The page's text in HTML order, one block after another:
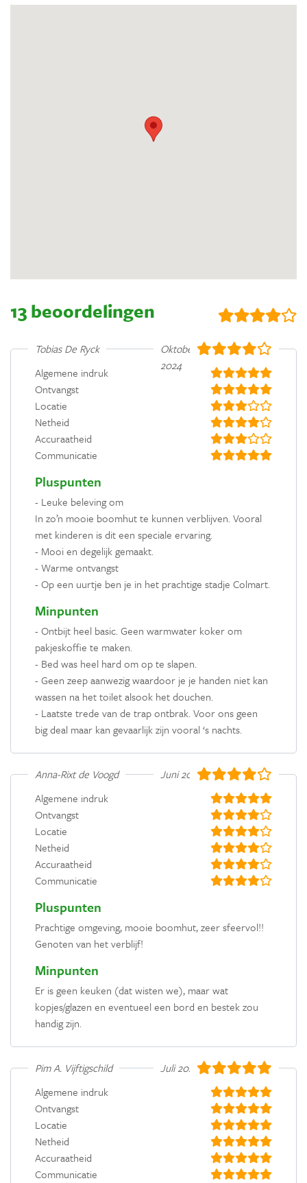
13 beoordelingen
Tobias De Ryck
Oktober
2024
Algemene indruk
Ontvangst
Locatie
Netheid
Accuraatheid
Communicatie
Pluspunten
- Leuke beleving om
In zo’n mooie boomhut te kunnen verblijven. Vooral
met kinderen is dit een speciale ervaring.
- Mooi en degelijk gemaakt.
- Warme ontvangst
- Op een uurtje ben je in het prachtige stadje Colmart.
Minpunten
- Ontbijt heel basic. Geen warmwater koker om
pakjeskoffie te maken.
- Bed was heel hard om op te slapen.
- Geen zeep aanwezig waardoor je je handen niet kan
wassen na het toilet alsook het douchen.
- Laatste trede van de trap ontbrak. Voor ons geen
big deal maar kan gevaarlijk zijn vooral ‘s nachts.
Anna-Rixt de Voogd
Juni 2024
Algemene indruk
Ontvangst
Locatie
Netheid
Accuraatheid
Communicatie
Pluspunten
Prachtige omgeving, mooie boomhut, zeer sfeervol!!
Genoten van het verblijf!
Minpunten
Er is geen keuken (dat wisten we), maar wat
kopjes/glazen en eventueel een bord en bestek zou
handig zijn.
Pim A. Vijftigschild
Juli 2022
Algemene indruk
Ontvangst
Locatie
Netheid
Accuraatheid
Communicatie